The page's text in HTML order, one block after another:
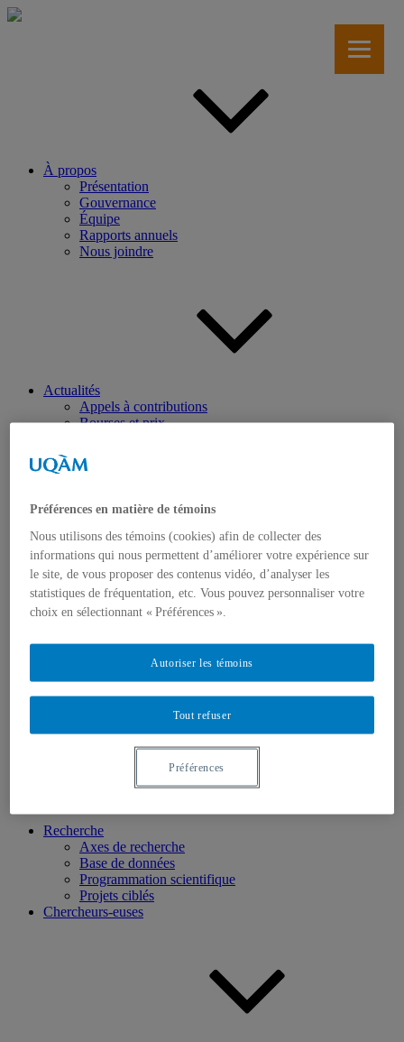
Aller
À propos
Présentation
Gouvernance
Équipe
Rapports annuels
Nous joindre
Actualités
Appels à contributions
Bourses et prix
Dans les médias
Distinctions
Activités
Archives et bilans
Colloque international CRISES
Recherche
Axes de recherche
Base de données
Programmation scientifique
Projets ciblés
Chercheurs-euses
Préférences en matière de témoins
Nous utilisons des témoins (cookies) afin de collecter des
informations qui nous permettent d’améliorer votre expérience sur
le site, de vous proposer des contenus vidéo, d’analyser les
statistiques de fréquentation, etc. Vous pouvez personnaliser votre
choix en sélectionnant « Préférences ».
Tout refuser
Autoriser les témoins
Préférences